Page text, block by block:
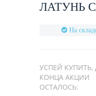
ЛАТУНЬ
На
УСПЕЙ КУПИТЬ,
КОНЦА АКЦИИ
ОСТАЛОСЬ: